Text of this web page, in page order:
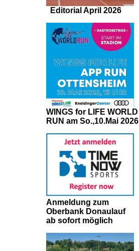
Editorial April 2026
WINGS for LIFE WORLD
RUN am So.,10.Mai 2026
Anmeldung zum
Oberbank Donaulauf
ab sofort möglich